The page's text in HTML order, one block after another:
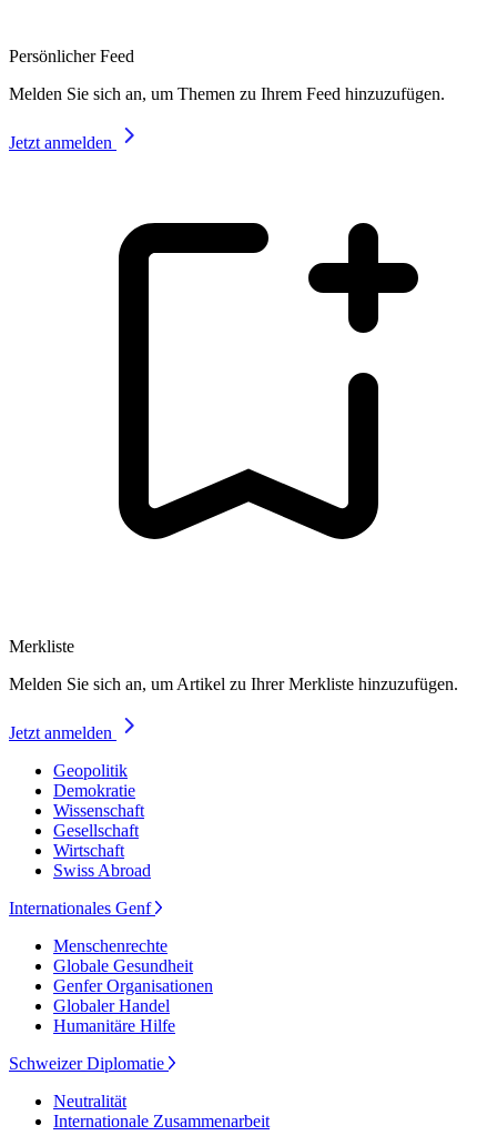
Persönlicher Feed
Melden Sie sich an, um Themen zu Ihrem Feed hinzuzufügen.
Jetzt anmelden
Merkliste
Melden Sie sich an, um Artikel zu Ihrer Merkliste hinzuzufügen.
Jetzt anmelden
Geopolitik
Demokratie
Wissenschaft
Gesellschaft
Wirtschaft
Swiss Abroad
Internationales Genf
Menschenrechte
Globale Gesundheit
Genfer Organisationen
Globaler Handel
Humanitäre Hilfe
Schweizer Diplomatie
Neutralität
Internationale Zusammenarbeit